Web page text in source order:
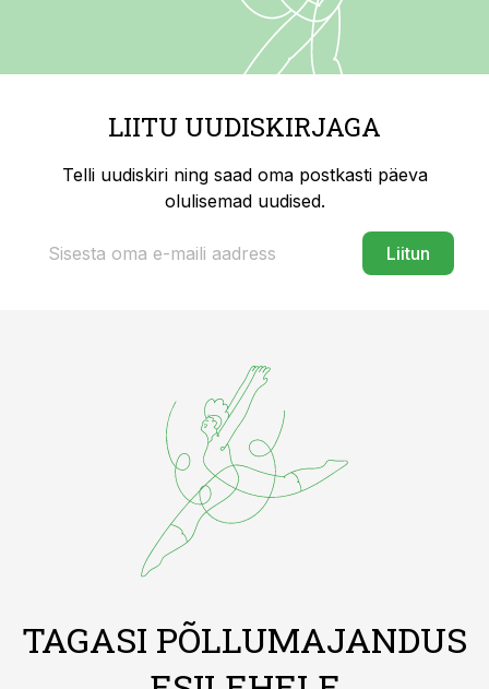
LIITU UUDISKIRJAGA
Telli uudiskiri ning saad oma postkasti päeva
olulisemad uudised.
Liitun
TAGASI PÕLLUMAJANDUS